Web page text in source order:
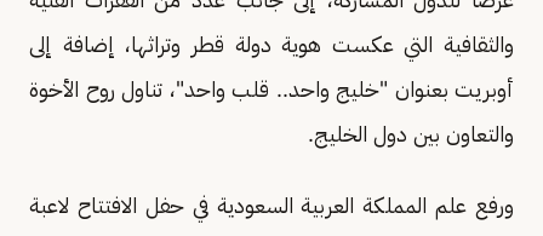
والثقافية التي عكست هوية دولة قطر وتراثها، إضافة إلى
أوبريت بعنوان "خليج واحد.. قلب واحد"، تناول روح الأخوة
والتعاون بين دول الخليج.
ورفع علم المملكة العربية السعودية في حفل الافتتاح لاعبة